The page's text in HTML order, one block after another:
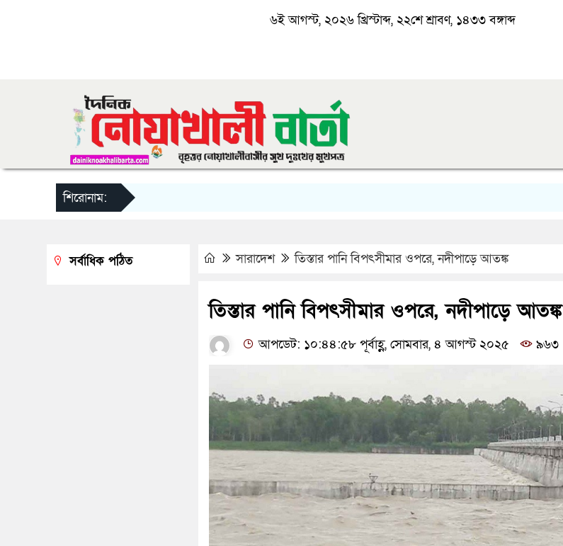
৬ই আগস্ট, ২০২৬ খ্রিস্টাব্দ, ২২শে শ্রাবণ, ১৪৩৩ বঙ্গাব্দ
শিরোনাম:
সারাদেশ তিস্তার পানি বিপৎসীমার ওপরে, নদীপাড়ে আতঙ্ক
তিস্তার পানি বিপৎসীমার ওপরে, নদীপাড়ে আতঙ্ক
আপডেট: ১০:৪৪:৫৮ পূর্বাহ্ণ, সোমবার, ৪ আগস্ট ২০২৫ ৯৬৩
সর্বাধিক পঠিত